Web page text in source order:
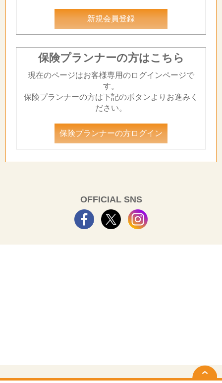
新規会員登録
保険プランナーの方はこちら
現在のページはお客様専用のログインページで
す。
保険プランナーの方は下記のボタンよりお進みく
ださい。
保険プランナーの方ログイン
OFFICIAL SNS